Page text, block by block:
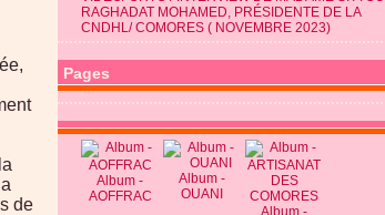
de
RAGHADAT MOHAMED, PRÉSIDENTE DE LA
CNDHL/ COMORES ( NOVEMBRE 2023)
Pages
Album -
AOFFRAC
Album -
OUANI
Album -